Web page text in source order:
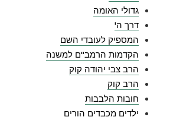
גדולי האומה
דרך ה'
המספיק לעובדי השם
הקדמות הרמב"ם למשנה
הרב צבי יהודה קוק
הרב קוק
חובות הלבבות
ילדים מכבדים הורים